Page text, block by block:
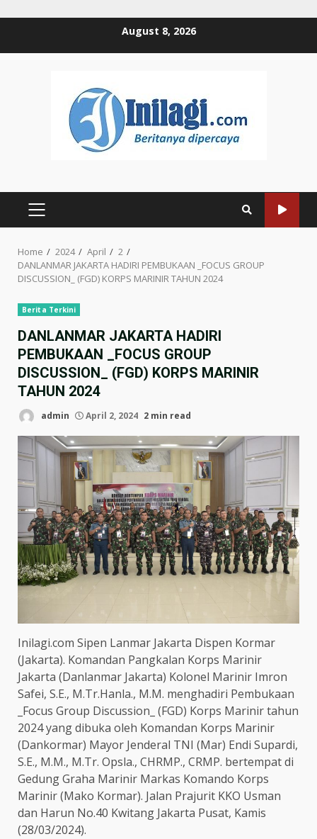
August 8, 2026
PRIMARY
Home 2024 April
2
DANLANMAR JAKARTA HADIRI PEMBUKAAN _FOCUS GROUP
DISCUSSION_ (FGD) KORPS MARINIR TAHUN 2024
Berita Terkini
DANLANMAR JAKARTA HADIRI
PEMBUKAAN _FOCUS GROUP
DISCUSSION_ (FGD) KORPS MARINIR
TAHUN 2024
admin April 2, 2024 2 min read
Inilagi.com Sipen Lanmar Jakarta Dispen Kormar
(Jakarta). Komandan Pangkalan Korps Marinir
Jakarta (Danlanmar Jakarta) Kolonel Marinir Imron
Safei, S.E., M.Tr.Hanla., M.M. menghadiri Pembukaan
_Focus Group Discussion_ (FGD) Korps Marinir tahun
2024 yang dibuka oleh Komandan Korps Marinir
(Dankormar) Mayor Jenderal TNI (Mar) Endi Supardi,
S.E., M.M., M.Tr. Opsla., CHRMP., CRMP. bertempat di
Gedung Graha Marinir Markas Komando Korps
Marinir (Mako Kormar). Jalan Prajurit KKO Usman
dan Harun No.40 Kwitang Jakarta Pusat, Kamis
(28/03/2024).